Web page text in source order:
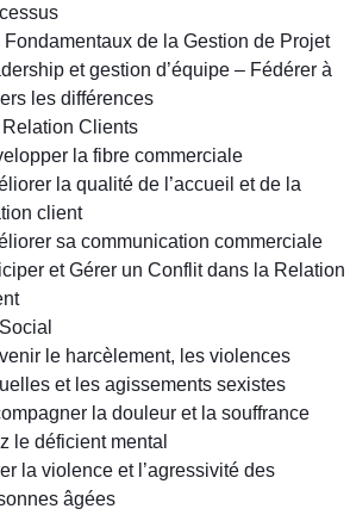
Fondamentaux de la Gestion de Projet
et gestion d’équipe – Fédérer à
les différences
Clients
la fibre commerciale
la qualité de l’accueil et de la
client
sa communication commerciale
et Gérer un Conflit dans la Relation
le harcèlement, les violences
et les agissements sexistes
la douleur et la souffrance
le déficient mental
la violence et l’agressivité des
âgées